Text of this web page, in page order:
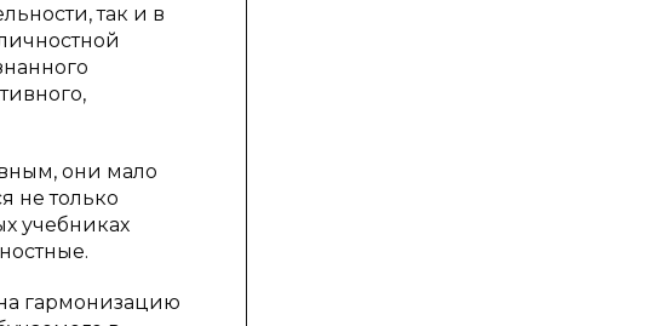
так и в
они мало
не только
учебниках
гармонизацию